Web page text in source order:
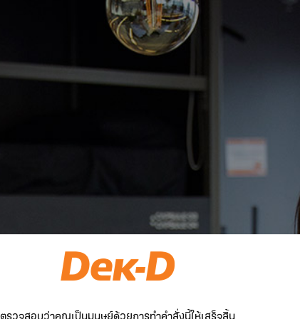
ตรวจสอบว่าคุณเป็นมนุษย์ด้วยการทำคำสั่งนี้ให้เสร็จสิ้น